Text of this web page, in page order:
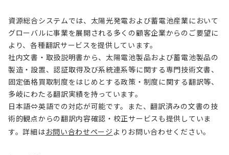
資源総合システムでは、太陽光発電および蓄電池産業において
グローバルに事業を展開される多くの顧客企業からのご要望に
より、各種翻訳サービスを提供しています。
社内文書・取扱説明書から、太陽電池製品および蓄電池製品の
製造・設置、認証取得及び系統連系等に関する専門技術文書、
固定価格買取制度をはじめとする政策・制度に関する翻訳等、
多岐にわたる翻訳実績を持っています。
日本語⇔英語での対応が可能です。また、翻訳済みの文書の技
術的観点からの翻訳内容確認・校正サービスも提供していま
す。詳細はお問い合わせページ よりお問い合わせください。